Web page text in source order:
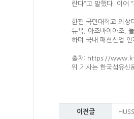
란다”고 말했다. 이어
한편 국민대학교 의상
뉴욕, 아조바이아조,
하며 국내 패션산업
출처: https://
위 기사는 한국섬유신
이전글